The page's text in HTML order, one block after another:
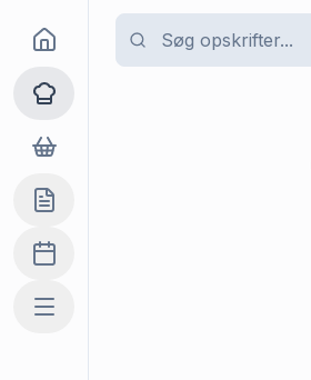
Goma
Opskrifter
Dagligvarer
Indkøbslisten
Madplan
Mere